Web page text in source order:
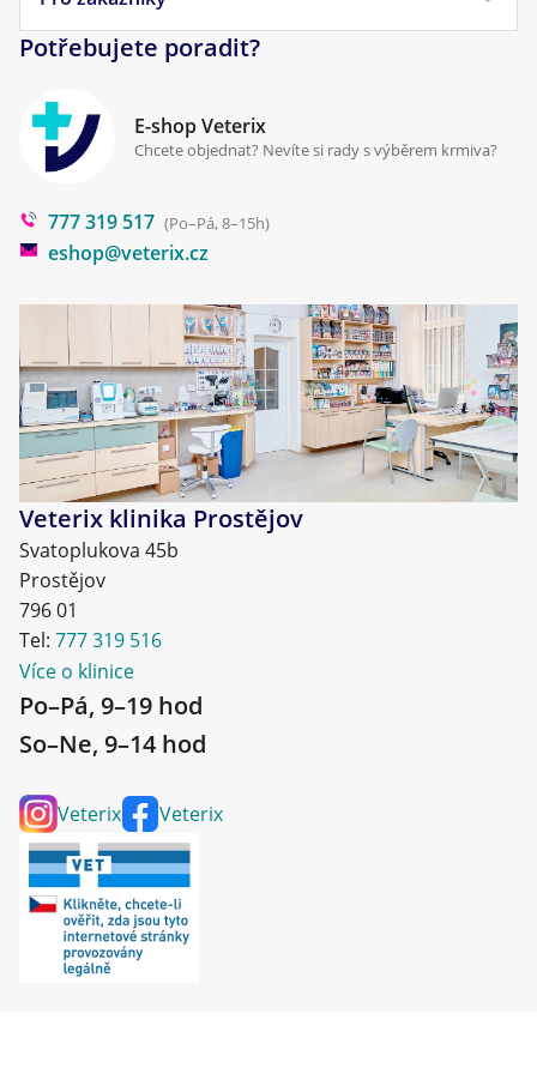
Pamlsky pro psy
Reklamace a vrácení
Cookies a podmínky používání
Klinika Prostějov
Poradna
Blog
Potřebujete poradit?
E-shop Veterix
Chcete objednat? Nevíte si rady s výběrem krmiva?
777 319 517 (Po–Pá, 8–15h)
eshop@veterix.cz
Veterix klinika Prostějov
Svatoplukova 45b
Prostějov
796 01
Tel: 777 319 516
Více o klinice
Po–Pá, 9–19 hod
So–Ne, 9–14 hod
Veterix Veterix